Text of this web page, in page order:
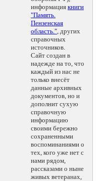
информация книги
"Память.
Пензенская
область.", других
справочных
источников.
Сайт создан в
надежде на то, что
каждый из нас не
только внесёт
данные архивных
документов, но и
дополнит сухую
справочную
информацию
своими бережно
сохраненными
воспоминаниями о
тех, кого уже нет с
нами рядом,
рассказами о ныне
живых ветеранах,